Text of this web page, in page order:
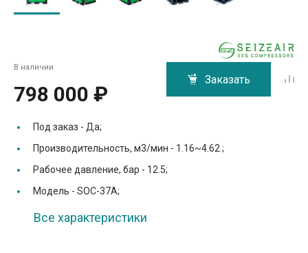
В наличии
798 000 ₽
Заказать
Под заказ - Да;
Производительность, м3/мин - 1.16~4.62 ;
Рабочее давление, бар - 12.5;
Модель - SOC-37A;
Все характеристики